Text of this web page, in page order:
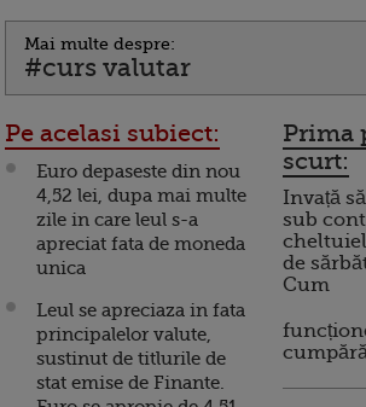
Mai multe despre:
#curs valutar
Pe acelasi subiect:
Euro depaseste din nou
4,52 lei, dupa mai multe
zile in care leul s-a
apreciat fata de moneda
unica
Leul se apreciaza in fata
principalelor valute,
sustinut de titlurile de
stat emise de Finante.
Prima
scurt:
Invață
sub
de
Cum